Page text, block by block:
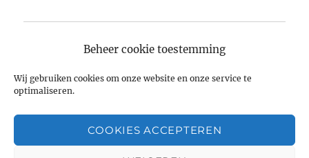
Beheer cookie toestemming
Wij gebruiken cookies om onze website en onze service te
optimaliseren.
COOKIES ACCEPTEREN
Contact